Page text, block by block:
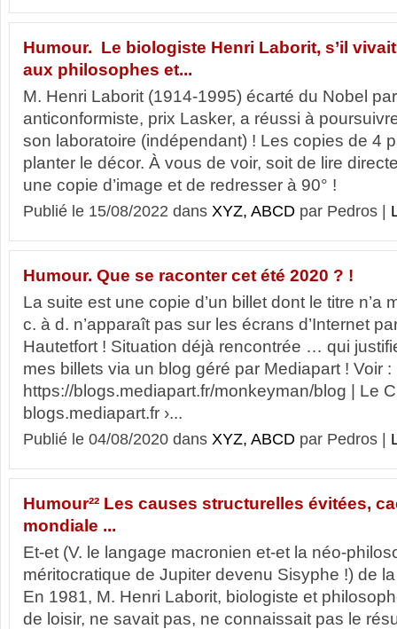
Humour. Le biologiste Henri Laborit, s’il
aux philosophes et...
M. Henri Laborit (1914-1995) écarté du Nobel
anticonformiste, prix Lasker, a réussi à
son laboratoire (indépendant) ! Les copies de 4
planter le décor. À vous de voir, soit de lire
une copie d’image et de redresser à 90°
Publié le 15/08/2022 dans XYZ, ABCD par Pedros |
Humour. Que se raconter cet été 2020 ? !
La suite est une copie d’un billet dont le titre n’a
c. à d. n’apparaît pas sur les écrans d’Internet
Hautetfort ! Situation déjà rencontrée … qui
mes billets via un blog géré par Mediapart ! Voir :
https://blogs.mediapart.fr/monkeyman/blog | Le
blogs.mediapart.fr ›...
Publié le 04/08/2020 dans XYZ, ABCD par Pedros |
Humour²² Les causes structurelles évitées,
mondiale ...
Et-et (V. le langage macronien et-et la néo-
méritocratique de Jupiter devenu Sisyphe !) de
En 1981, M. Henri Laborit, biologiste et
de loisir, ne savait pas, ne connaissait pas le